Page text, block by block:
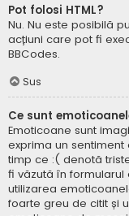
Pot folosi HTML?
Nu. Nu este posibilă
acțiuni care pot fi
BBCodes.
Sus
Ce sunt
Emoticoane sunt
exprima un
timp ce :( denotă
fi văzută în
utilizarea
foarte greu de citit și